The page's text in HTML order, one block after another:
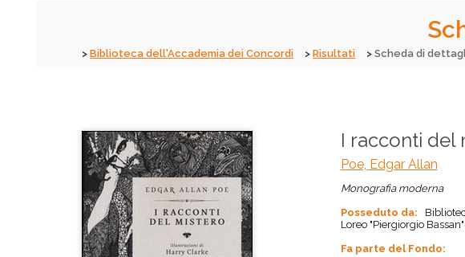
Biblioteca dell'Accademia dei Concordi Risultati Scheda di
I racconti del
Poe, Edgar Allan
Monografia moderna
Posseduto da:
Loreo "Piergiorgio
Fa parte del Fondo: